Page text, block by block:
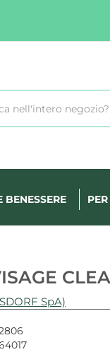
BENESSERE
SpA)